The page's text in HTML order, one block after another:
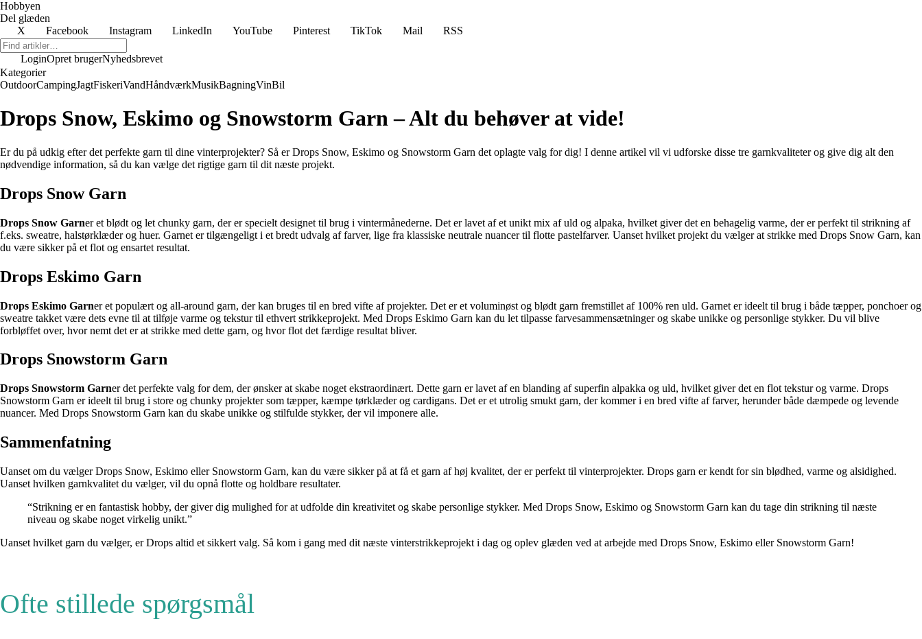
Hobbyen
Del glæden
X
Facebook Instagram LinkedIn YouTube Pinterest TikTok Mail RSS
LoginOpret brugerNyhedsbrevet
Kategorier
OutdoorCampingJagtFiskeriVandHåndværkMusikBagningVinBil
Drops Snow, Eskimo og Snowstorm Garn – Alt du behøver at vide!
Er du på udkig efter det perfekte garn til dine vinterprojekter? Så er Drops Snow, Eskimo og Snowstorm Garn det oplagte valg for dig! I denne artikel vil vi udforske disse tre garnkvaliteter og give dig alt den
nødvendige information, så du kan vælge det rigtige garn til dit næste projekt.
Drops Snow Garn
Drops Snow Garner et blødt og let chunky garn, der er specielt designet til brug i vintermånederne. Det er lavet af et unikt mix af uld og alpaka, hvilket giver det en behagelig varme, der er perfekt til strikning af
f.eks. sweatre, halstørklæder og huer. Garnet er tilgængeligt i et bredt udvalg af farver, lige fra klassiske neutrale nuancer til flotte pastelfarver. Uanset hvilket projekt du vælger at strikke med Drops Snow Garn, kan
du være sikker på et flot og ensartet resultat.
Drops Eskimo Garn
Drops Eskimo Garner et populært og all-around garn, der kan bruges til en bred vifte af projekter. Det er et voluminøst og blødt garn fremstillet af 100% ren uld. Garnet er ideelt til brug i både tæpper, ponchoer og
sweatre takket være dets evne til at tilføje varme og tekstur til ethvert strikkeprojekt. Med Drops Eskimo Garn kan du let tilpasse farvesammensætninger og skabe unikke og personlige stykker. Du vil blive
forbløffet over, hvor nemt det er at strikke med dette garn, og hvor flot det færdige resultat bliver.
Drops Snowstorm Garn
Drops Snowstorm Garner det perfekte valg for dem, der ønsker at skabe noget ekstraordinært. Dette garn er lavet af en blanding af superfin alpakka og uld, hvilket giver det en flot tekstur og varme. Drops
Snowstorm Garn er ideelt til brug i store og chunky projekter som tæpper, kæmpe tørklæder og cardigans. Det er et utrolig smukt garn, der kommer i en bred vifte af farver, herunder både dæmpede og levende
nuancer. Med Drops Snowstorm Garn kan du skabe unikke og stilfulde stykker, der vil imponere alle.
Sammenfatning
Uanset om du vælger Drops Snow, Eskimo eller Snowstorm Garn, kan du være sikker på at få et garn af høj kvalitet, der er perfekt til vinterprojekter. Drops garn er kendt for sin blødhed, varme og alsidighed.
Uanset hvilken garnkvalitet du vælger, vil du opnå flotte og holdbare resultater.
“Strikning er en fantastisk hobby, der giver dig mulighed for at udfolde din kreativitet og skabe personlige stykker. Med Drops Snow, Eskimo og Snowstorm Garn kan du tage din strikning til næste
niveau og skabe noget virkelig unikt.”
Uanset hvilket garn du vælger, er Drops altid et sikkert valg. Så kom i gang med dit næste vinterstrikkeprojekt i dag og oplev glæden ved at arbejde med Drops Snow, Eskimo eller Snowstorm Garn!
Ofte stillede spørgsmål